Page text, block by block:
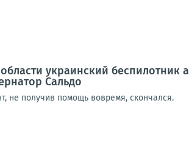
украинский
Сальдо
не получив помощь вовремя, скончался.